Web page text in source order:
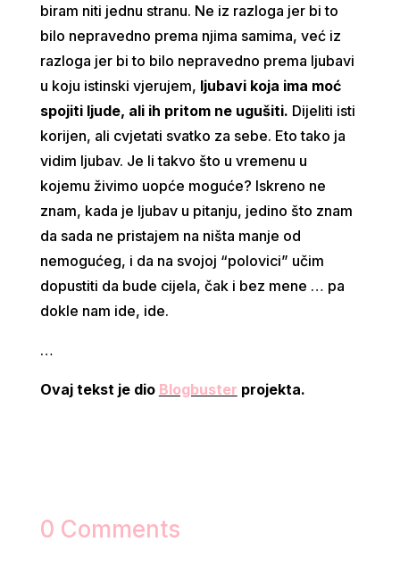
biram niti jednu stranu. Ne iz razloga jer bi to
bilo nepravedno prema njima samima, već iz
razloga jer bi to bilo nepravedno prema ljubavi
u koju istinski vjerujem, ljubavi koja ima moć
spojiti ljude, ali ih pritom ne ugušiti. Dijeliti isti
korijen, ali cvjetati svatko za sebe. Eto tako ja
vidim ljubav. Je li takvo što u vremenu u
kojemu živimo uopće moguće? Iskreno ne
znam, kada je ljubav u pitanju, jedino što znam
da sada ne pristajem na ništa manje od
nemogućeg, i da na svojoj “polovici” učim
dopustiti da bude cijela, čak i bez mene … pa
dokle nam ide, ide.
…
Ovaj tekst je dio Blogbuster projekta.
0 Comments